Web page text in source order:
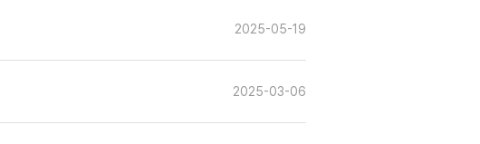
2025-05-19
2025-03-06